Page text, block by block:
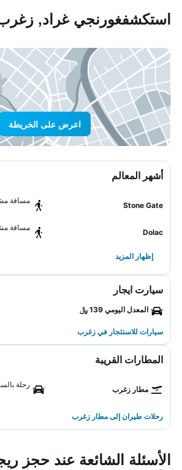
استكشفغورنجي غراد,
اعرض على الخريطة
أشهر المعالم
Stone Gate
مسافة مشي إلى
Dolac
مسافة مشي إلى
إظهار المزيد
سيارت ايجار
المعدل اليومي 139 ﷼
سيارات للاستئجار في زغرب
المطارات القريبة
مطار زغرب
رحلة بالسيارة
رحلات طيران إلى مطار زغرب
الأسئلة الشائعة عند حجز